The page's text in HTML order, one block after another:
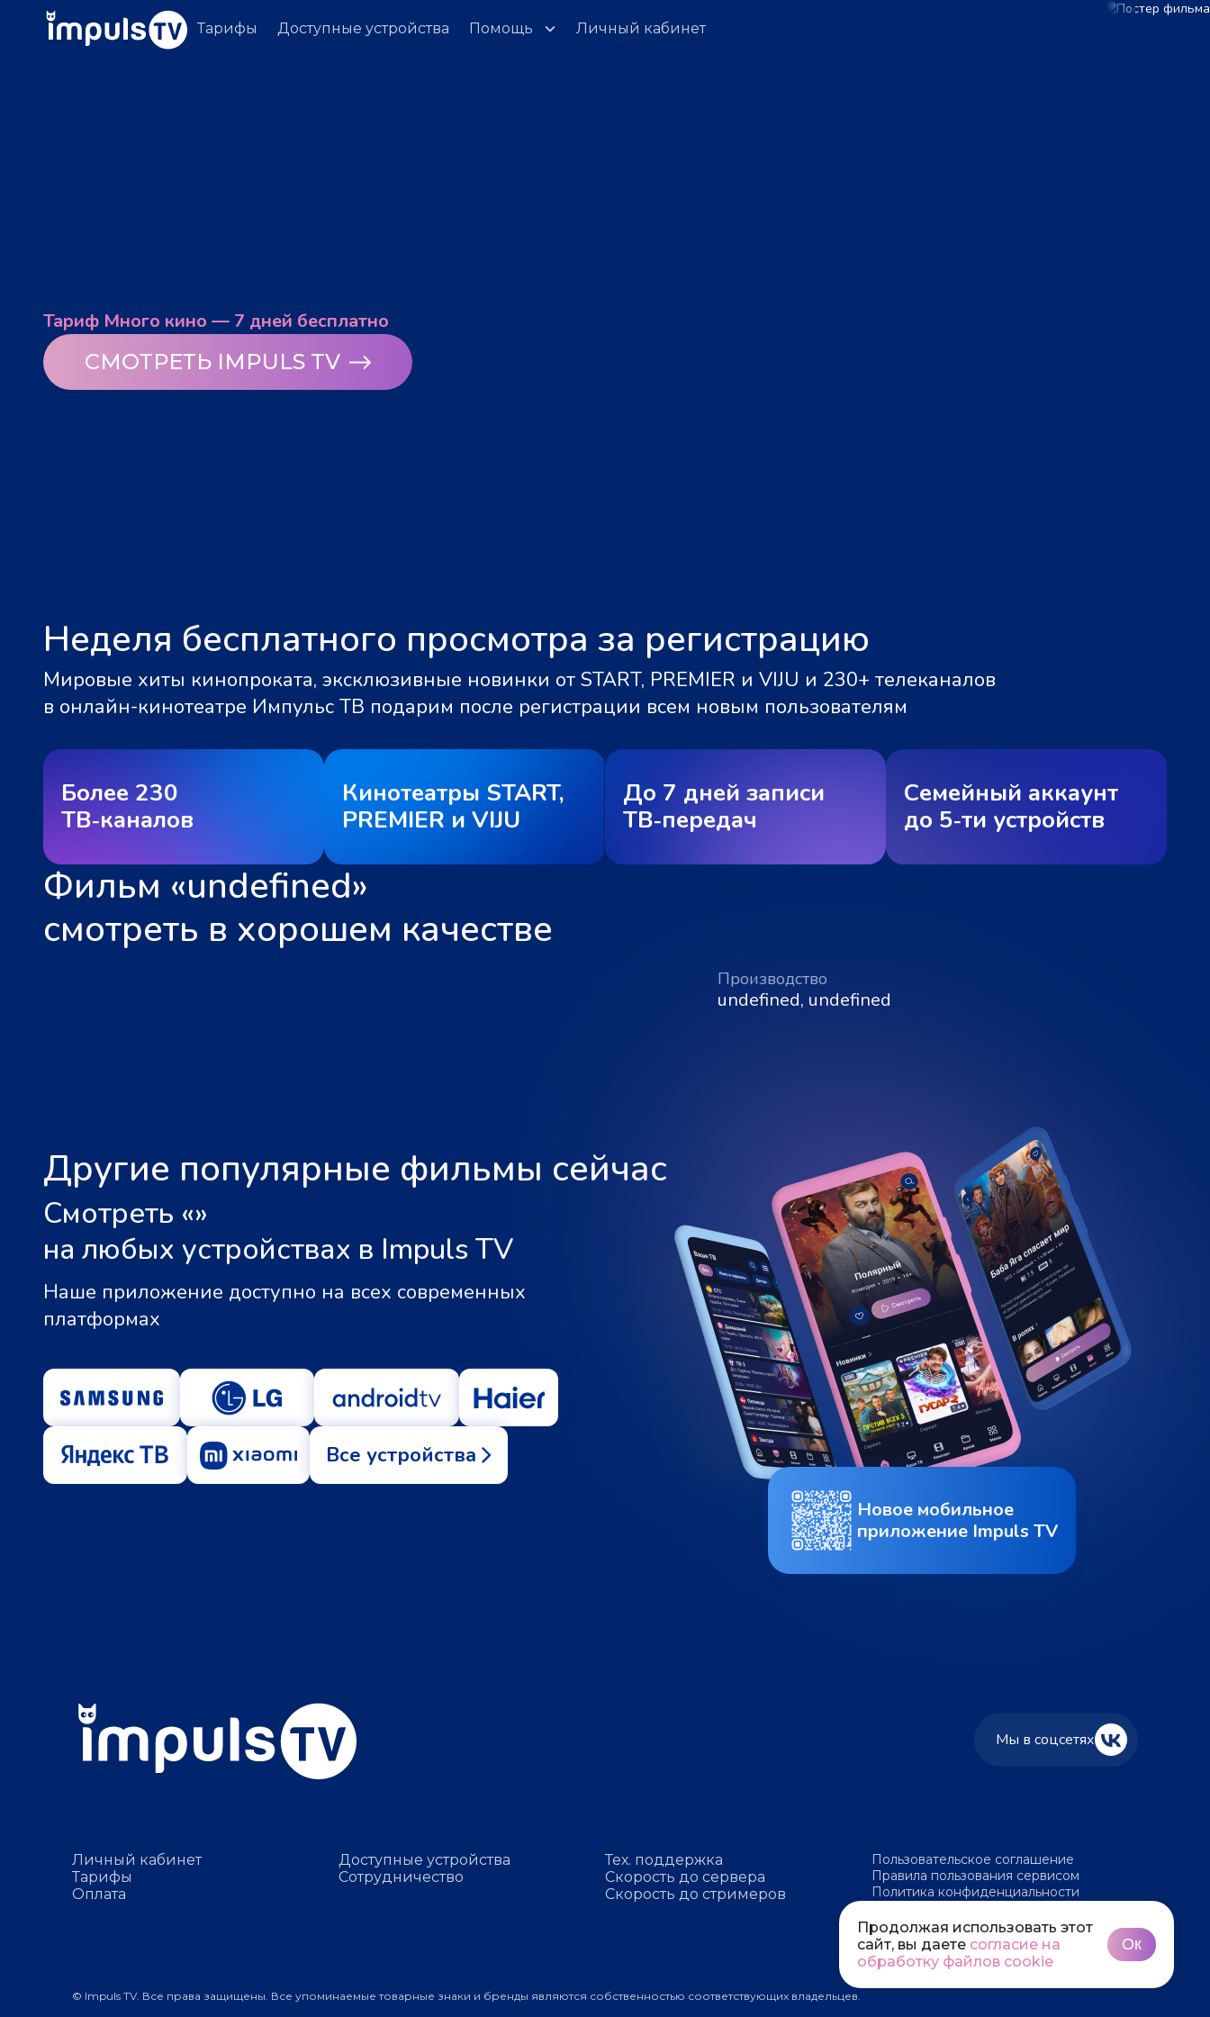
Тарифы Доступные устройства Помощь Личный кабинет
Тариф Много кино — 7 дней бесплатно
СМОТРЕТЬ IMPULS TV
Неделя бесплатного просмотра за регистрацию
Мировые хиты кинопроката, эксклюзивные новинки от START, PREMIER и VIJU и 230+ телеканалов
в онлайн-кинотеатре Импульс ТВ подарим после регистрации всем новым пользователям
Более 230
ТВ‑каналов
Кинотеатры START,
PREMIER и VIJU
До 7 дней записи
ТВ‑передач
Семейный аккаунт
до 5‑ти устройств
Фильм «undefined»
смотреть в хорошем качестве
Производство
undefined, undefined
Другие популярные фильмы сейчас
Смотреть «»
на любых устройствах в Impuls TV
Наше приложение доступно на всех современных
платформах
Все устройства
Новое мобильное
приложение Impuls TV
Мы в соцсетях
Личный кабинет
Тарифы
Оплата
Доступные устройства
Сотрудничество
Тех. поддержка
Скорость до сервера
Скорость до стримеров
Пользовательское соглашение
Правила пользования сервисом
Политика конфиденциальности
© Impuls TV. Все права защищены. Все упоминаемые товарные знаки и бренды являются собственностью соответствующих владельцев.
Продолжая использовать этот
сайт, вы даете согласие на
обработку файлов cookie
Ок